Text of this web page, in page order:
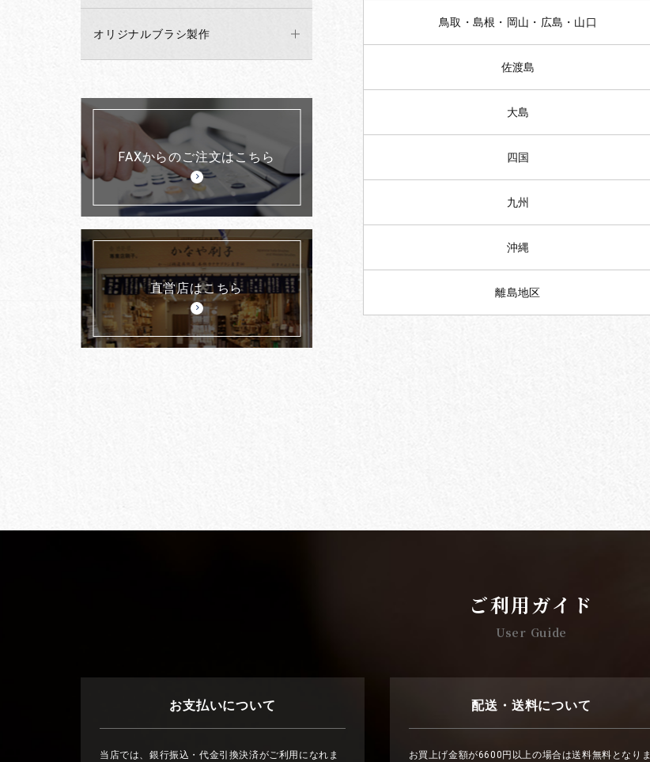
オリジナルブラシ製作
FAXからのご注文はこちら
直営店はこちら
鳥取・島根・岡山・広島・山口
佐渡島
大島
四国
九州
沖縄
離島地区
ご利用ガイド
User Guide
お支払いについて
当店では、銀行振込・代金引換決済がご利用になれま
配送・送料について
お買上げ金額が6600円以上の場合は送料無料となりま